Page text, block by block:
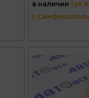
в наличии